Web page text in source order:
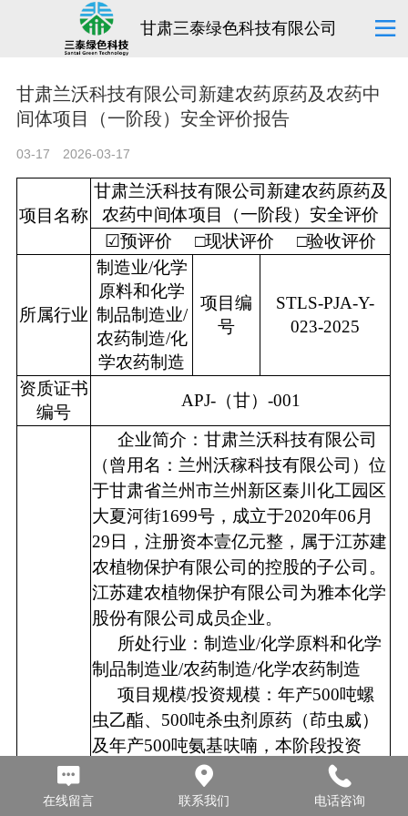
甘肃三泰绿色科技有限公司
甘肃兰沃科技有限公司新建农药原药及农药中
间体项目（一阶段）安全评价报告
03-17 2026-03-17
项目名称
甘肃兰沃科技有限公司新建农药原药及
农药中间体项目（一阶段）安全评价
☑预评价□现状评价□验收评价
所属行业
制造业/化学
原料和化学
制品制造业/
农药制造/化
学农药制造
项目编
号
STLS-PJA-Y-
023-2025
资质证书
编号
APJ-（甘）-001
企业简介：甘肃兰沃科技有限公司
（曾用名：兰州沃稼科技有限公司）位
于甘肃省兰州市兰州新区秦川化工园区
大夏河街1699号，成立于2020年06月
29日，注册资本壹亿元整，属于江苏建
农植物保护有限公司的控股的子公司。
江苏建农植物保护有限公司为雅本化学
股份有限公司成员企业。
所处行业 ：制造业/化学原料和化学
制品制造业/农药制造/化学农药制造
项目规模/投资规模 ：年产500吨螺
虫乙酯、500吨杀虫剂原药（茚虫威）
及年产500吨氨基呋喃，本阶段投资
所在具体位置：
甘肃兰沃科技有限
在线留言 联系我们 电话咨询